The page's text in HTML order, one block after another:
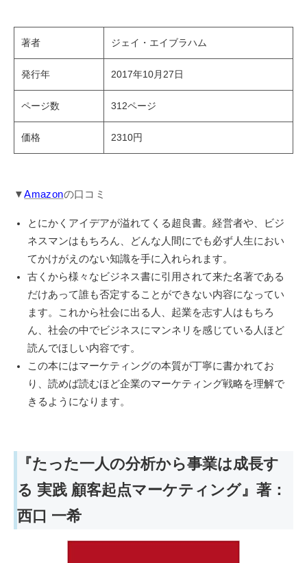
著者 ジェイ・エイブラハム
発行年 2017年10月27日
ページ数 312ページ
価格 2310円
▼Amazonの口コミ
とにかくアイデアが溢れてくる超良書。経営者や、ビジ
ネスマンはもちろん、どんな人間にでも必ず人生におい
てかけがえのない知識を手に入れられます。
古くから様々なビジネス書に引用されて来た名著である
だけあって誰も否定することができない内容になってい
ます。これから社会に出る人、起業を志す人はもちろ
ん、社会の中でビジネスにマンネリを感じている人ほど
読んでほしい内容です。
この本にはマーケティングの本質が丁寧に書かれてお
り、読めば読むほど企業のマーケティング戦略を理解で
きるようになります。
『たった一人の分析から事業は成長す
る 実践 顧客起点マーケティング』著：
西口 一希